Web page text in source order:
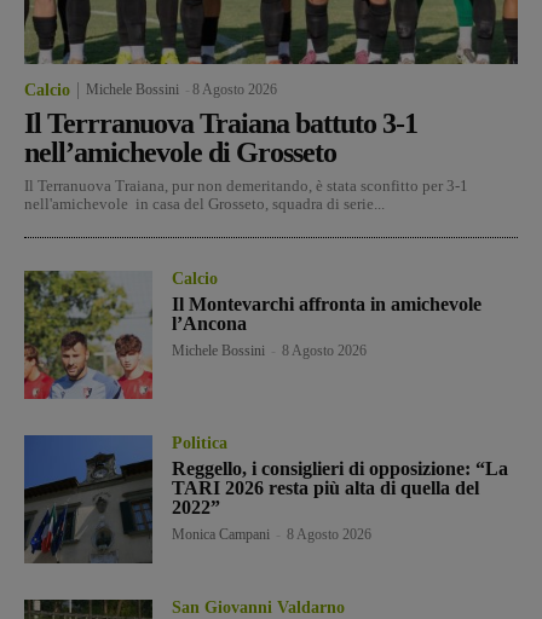
Calcio Michele Bossini 8 Agosto 2026
Il Terrranuova Traiana battuto 3-1
nell’amichevole di Grosseto
Il Terranuova Traiana, pur non demeritando, è stata sconfitto per 3-1
nell'amichevole in casa del Grosseto, squadra di serie...
Calcio
Il Montevarchi affronta in amichevole
l’Ancona
Michele Bossini 8 Agosto 2026
Politica
Reggello, i consiglieri di opposizione: “La
TARI 2026 resta più alta di quella del
2022”
Monica Campani 8 Agosto 2026
San Giovanni Valdarno